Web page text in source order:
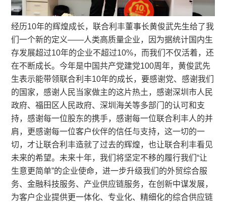
经历10年的辉煌成长，联合利丰董事长黄俊武先生给了我
们一个新的定义——人类高质量企业，因为据统计国内生
存发展超过10年的企业不超过10%，而我们不仅活着，还
在不断成长。今年是中国共产党建党100周年，黄俊武先
生表示能带领联合利丰10年的成长，要感谢党、感谢我们
的国家，感谢人民当家做主的这片热土，感谢深圳市人民
政府、福田区人民政府、深圳海关等多部门的认可和支
持，感谢每一位股东的携手，感谢每一位联合利丰人的并
肩，更感谢每一位客户伙伴的信任与支持，这一切的一
切，才让联合利丰造就了过去的辉煌，也让联合利丰看见
未来的希望。未来十年，我们将坚定不移的履行我们“让
生意更简单”的企业使命，进一步升级我们的外贸综合服
务、金融科技服务、产业供应链服务，在创新中谋发展，
为客户企业提供更一体化、专业化、精细化的综合供应链